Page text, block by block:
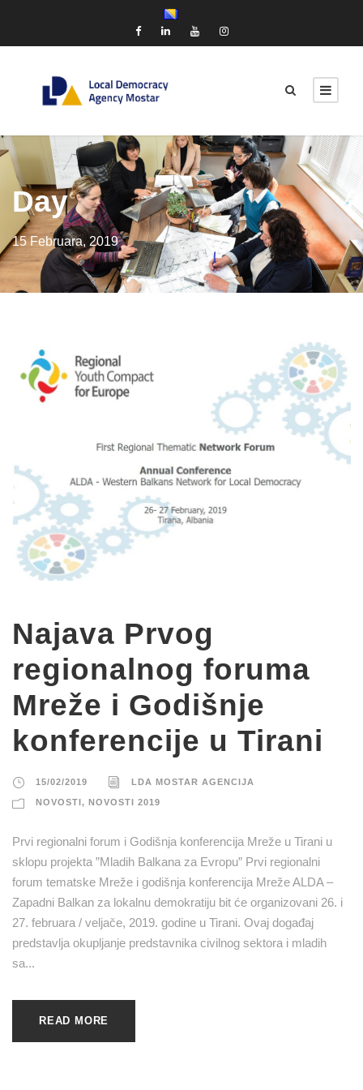
Day
15 Februara, 2019
Najava Prvog
regionalnog foruma
Mreže i Godišnje
konferencije u Tirani
15/02/2019 LDA MOSTAR AGENCIJA
NOVOSTI , NOVOSTI 2019
Prvi regionalni forum i Godišnja konferencija Mreže u Tirani u
sklopu projekta ”Mladih Balkana za Evropu” Prvi regionalni
forum tematske Mreže i godišnja konferencija Mreže ALDA –
Zapadni Balkan za lokalnu demokratiju bit će organizovani 26. i
27. februara / veljače, 2019. godine u Tirani. Ovaj događaj
predstavlja okupljanje predstavnika civilnog sektora i mladih
sa...
READ MORE